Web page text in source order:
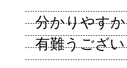
分かりやす
有難うござ